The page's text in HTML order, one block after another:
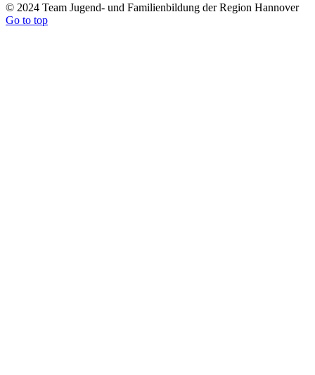
© 2024 Team Jugend- und Familienbildung der Region Hannover
Go to top